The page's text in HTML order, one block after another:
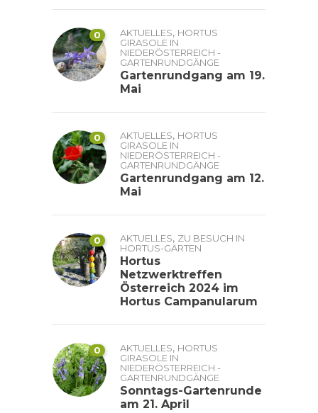
0 AKTUELLES, HORTUS
GIRASOLE IN
NIEDERÖSTERREICH -
GARTENRUNDGÄNGE
Gartenrundgang am 19.
Mai
0 AKTUELLES, HORTUS
GIRASOLE IN
NIEDERÖSTERREICH -
GARTENRUNDGÄNGE
Gartenrundgang am 12.
Mai
0 AKTUELLES, ZU BESUCH IN
HORTUS-GÄRTEN
Hortus
Netzwerktreffen
Österreich 2024 im
Hortus Campanularum
0 AKTUELLES, HORTUS
GIRASOLE IN
NIEDERÖSTERREICH -
GARTENRUNDGÄNGE
Sonntags-Gartenrunde
am 21. April